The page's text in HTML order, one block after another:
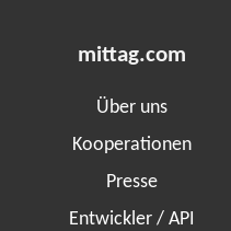
mittag.com
Über uns
Kooperationen
Presse
Entwickler / API